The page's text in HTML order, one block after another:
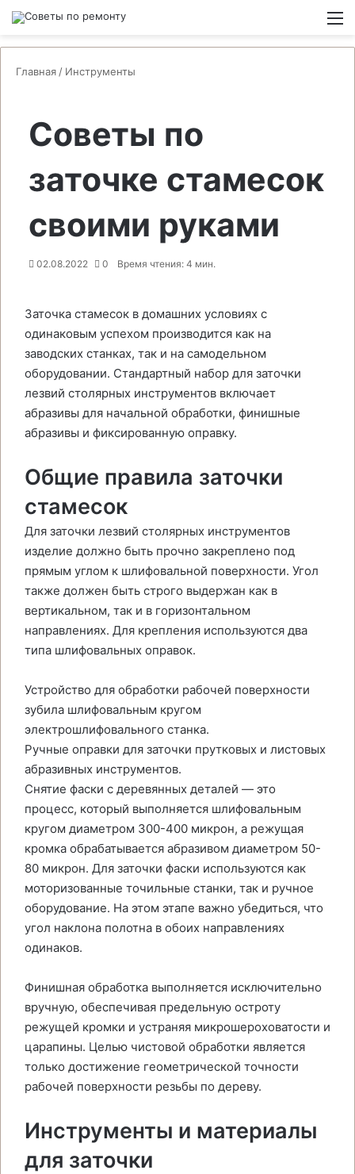
Главная / Инструменты
Советы по
заточке стамесок
своими руками
02.08.2022 0 Время чтения: 4 мин.
Заточка стамесок в домашних условиях с
одинаковым успехом производится как на
заводских станках, так и на самодельном
оборудовании. Стандартный набор для заточки
лезвий столярных инструментов включает
абразивы для начальной обработки, финишные
абразивы и фиксированную оправку.
Общие правила заточки
стамесок
Для заточки лезвий столярных инструментов
изделие должно быть прочно закреплено под
прямым углом к шлифовальной поверхности. Угол
также должен быть строго выдержан как в
вертикальном, так и в горизонтальном
направлениях. Для крепления используются два
типа шлифовальных оправок.
Устройство для обработки рабочей поверхности
зубила шлифовальным кругом
электрошлифовального станка.
Ручные оправки для заточки прутковых и листовых
абразивных инструментов.
Снятие фаски с деревянных деталей — это
процесс, который выполняется шлифовальным
кругом диаметром 300-400 микрон, а режущая
кромка обрабатывается абразивом диаметром 50-
80 микрон. Для заточки фаски используются как
моторизованные точильные станки, так и ручное
оборудование. На этом этапе важно убедиться, что
угол наклона полотна в обоих направлениях
одинаков.
Финишная обработка выполняется исключительно
вручную, обеспечивая предельную остроту
режущей кромки и устраняя микрошероховатости и
царапины. Целью чистовой обработки является
только достижение геометрической точности
рабочей поверхности резьбы по дереву.
Инструменты и материалы
для заточки